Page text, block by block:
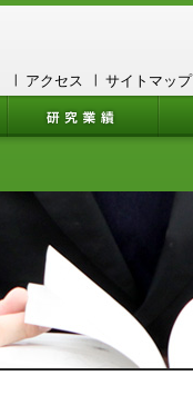
アクセス サイトマップ